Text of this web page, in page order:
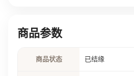
商品参数
商品状态 已结缘